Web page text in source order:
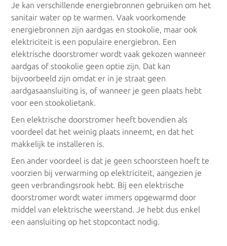
HR-ketels
Hoogrendementsketels
Elektrisch
Accumulatieverwarming
Infrarood verwarming
Kachels/Haarden
Je kan verschillende energiebronnen gebruiken om het
sanitair water op te warmen. Vaak voorkomende
energiebronnen zijn aardgas en stookolie, maar ook
elektriciteit is een populaire energiebron. Een
elektrische doorstromer wordt vaak gekozen wanneer
aardgas of stookolie geen optie zijn. Dat kan
bijvoorbeeld zijn omdat er in je straat geen
aardgasaansluiting is, of wanneer je geen plaats hebt
voor een stookolietank.
Een elektrische doorstromer heeft bovendien als
voordeel dat het weinig plaats inneemt, en dat het
makkelijk te installeren is.
Een ander voordeel is dat je geen schoorsteen hoeft te
voorzien bij verwarming op elektriciteit, aangezien je
geen verbrandingsrook hebt. Bij een elektrische
doorstromer wordt water immers opgewarmd door
middel van elektrische weerstand. Je hebt dus enkel
een aansluiting op het stopcontact nodig.